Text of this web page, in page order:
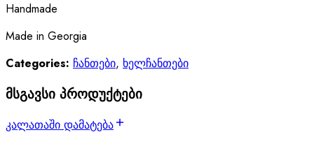
Handmade
Made in Georgia
Categories: ჩანთები, ხელჩანთები
მსგავსი პროდუქტები
კალათაში დამატება